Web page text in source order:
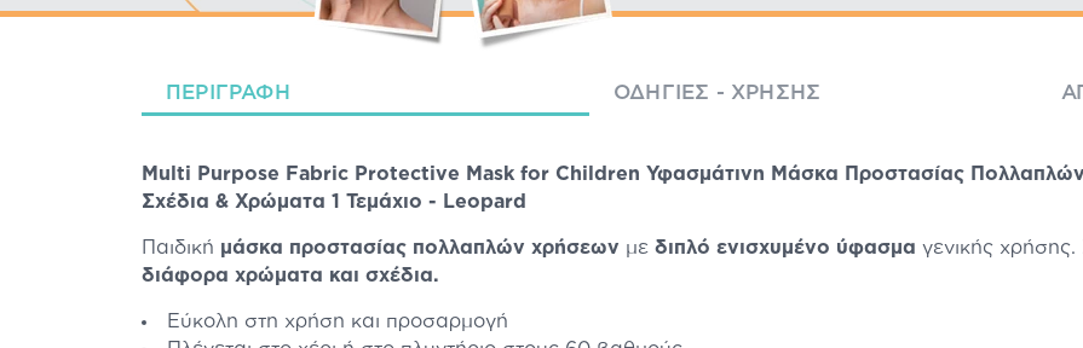
ΠΕΡΙΓΡΑΦΉ ΟΔΗΓΊΕΣ - ΧΡΉΣΗΣ
Multi Purpose Fabric Protective Mask for Children Υφασμάτινη Μάσκα Προστασίας
Σχέδια & Χρώματα 1 Τεμάχιο - Leopard
Παιδική μάσκα προστασίας πολλαπλών χρήσεων με διπλό ενισχυμένο ύφασμα γενικής χρήσης.
διάφορα χρώματα και σχέδια.
Εύκολη στη χρήση και προσαρμογή